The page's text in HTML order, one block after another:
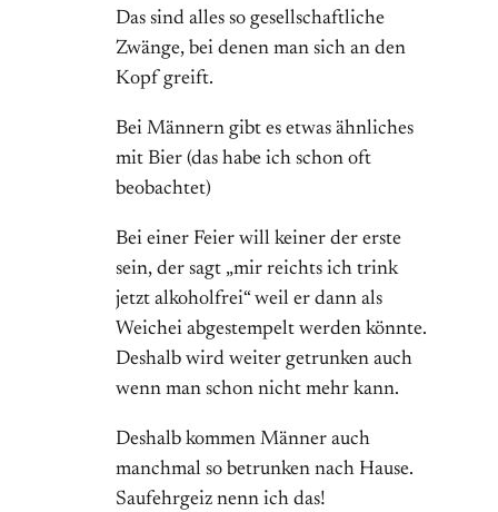
Das sind alles so gesellschaftliche
Zwänge, bei denen man sich an den
Kopf greift.
Bei Männern gibt es etwas ähnliches
mit Bier (das habe ich schon oft
beobachtet)
Bei einer Feier will keiner der erste
sein, der sagt „mir reichts ich trink
jetzt alkoholfrei“ weil er dann als
Weichei abgestempelt werden könnte.
Deshalb wird weiter getrunken auch
wenn man schon nicht mehr kann.
Deshalb kommen Männer auch
manchmal so betrunken nach Hause.
Saufehrgeiz nenn ich das!